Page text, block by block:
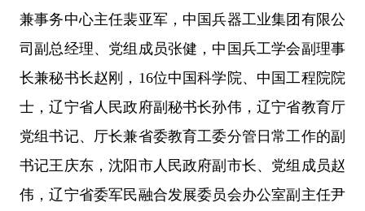
兼事务中心主任裴亚军，中国兵器工业集团有限公
司副总经理、党组成员张健，中国兵工学会副理事
长兼秘书长赵刚， 16位中国科学院、 中国工程院院
士，辽宁省人民政府副秘书长孙伟，辽宁省教育厅
党组书记、厅长兼省委教育工委分管日常工作的副
书记王庆东，沈阳市人民政府副市长、党组成员赵
伟，辽宁省委军民融合发展委员会办公室副主任尹